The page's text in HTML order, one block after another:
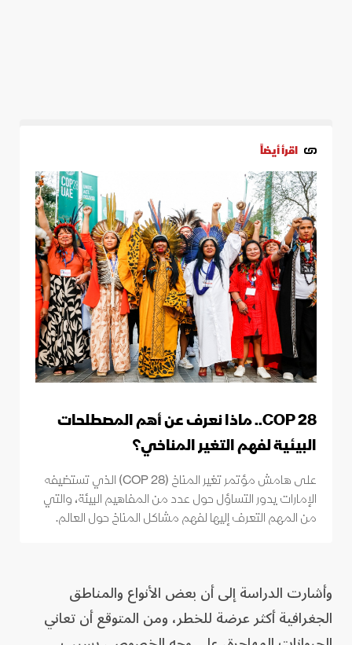
اقرأ أيضاً
COP 28.. ماذا نعرف عن أهم المصطلحات
البيئية لفهم التغير المناخي؟
على هامش مؤتمر تغير المناخ (COP 28) الذي تستضيفه
الإمارات يدور التساؤل حول عدد من المفاهيم البيئة، والتي
من المهم التعرف إليها لفهم مشاكل المناخ حول العالم.
وأشارت الدراسة إلى أن بعض الأنواع والمناطق
الجغرافية أكثر عرضة للخطر، ومن المتوقع أن تعاني